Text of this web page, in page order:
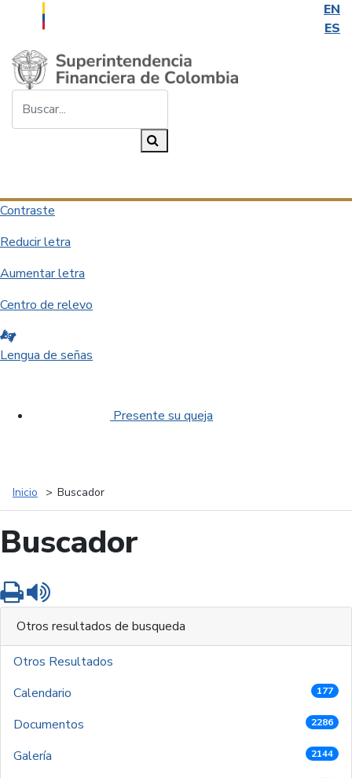
EN
ES
Saltar al contenido principal
Contraste
Reducir letra
Aumentar letra
Centro de relevo
Lengua de señas
Presente su queja
Inicio Buscador
Buscador
Imprimir
Otros resultados de busqueda
Otros Resultados
Calendario
177
Documentos 2286
Galería 2144